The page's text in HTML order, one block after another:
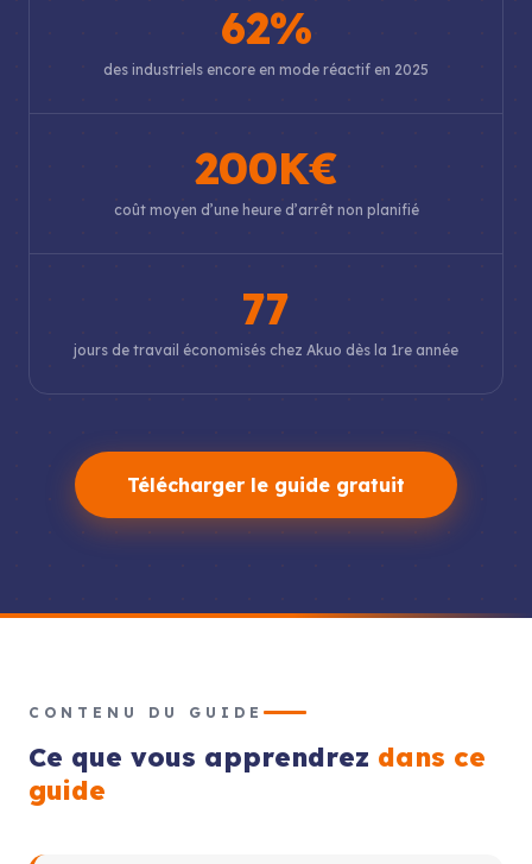
62%
des industriels encore en mode réactif en 2025
200K€
coût moyen d’une heure d’arrêt non planifié
77
jours de travail économisés chez Akuo dès la 1re année
Télécharger le guide gratuit
CONTENU DU GUIDE
Ce que vous apprendrez dans ce
guide